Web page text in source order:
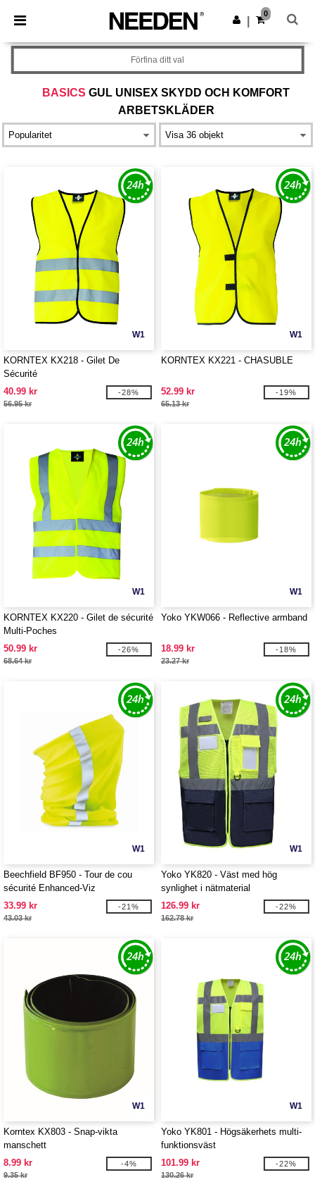
× Needen-app
Bättre priser i appen!
Hämta app
0
BASICS GUL UNISEX SKYDD OCH KOMFORT
ARBETSKLÄDER
Förfina ditt val
W1
KORNTEX KX218 - Gilet De
Sécurité
40.99 kr
56.95 kr
-28%
W1
KORNTEX KX221 - CHASUBLE
52.99 kr
65.13 kr
-19%
W1
KORNTEX KX220 - Gilet de sécurité
Multi-Poches
50.99 kr
68.64 kr
-26%
W1
Yoko YKW066 - Reflective armband
18.99 kr
23.27 kr
-18%
W1
Beechfield BF950 - Tour de cou
sécurité Enhanced-Viz
BEECHFIELD
33.99 kr
43.03 kr
-21%
W1
Yoko YK820 - Väst med hög
synlighet i nätmaterial
126.99 kr
162.78 kr
-22%
W1
Korntex KX803 - Snap-vikta
manschett
8.99 kr
9.35 kr
-4%
W1
Yoko YK801 - Högsäkerhets multi-
funktionsväst
101.99 kr
130.26 kr
-22%